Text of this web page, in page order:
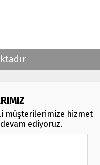
müşterilerimize hizmet
ediyoruz.